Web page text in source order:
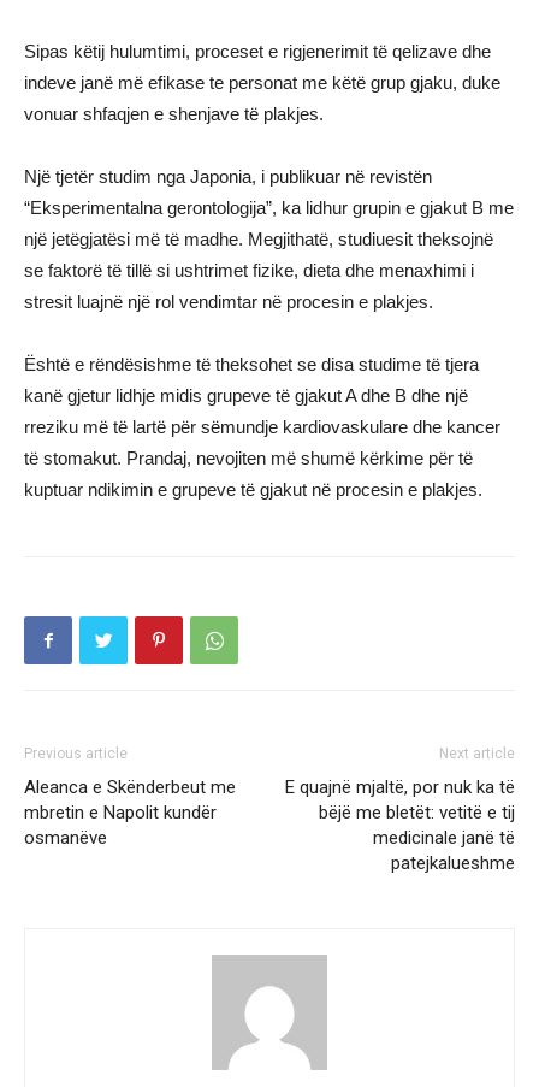
Sipas këtij hulumtimi, proceset e rigjenerimit të qelizave dhe
indeve janë më efikase te personat me këtë grup gjaku, duke
vonuar shfaqjen e shenjave të plakjes.
Një tjetër studim nga Japonia, i publikuar në revistën
“Eksperimentalna gerontologija”, ka lidhur grupin e gjakut B me
një jetëgjatësi më të madhe. Megjithatë, studiuesit theksojnë
se faktorë të tillë si ushtrimet fizike, dieta dhe menaxhimi i
stresit luajnë një rol vendimtar në procesin e plakjes.
Është e rëndësishme të theksohet se disa studime të tjera
kanë gjetur lidhje midis grupeve të gjakut A dhe B dhe një
rreziku më të lartë për sëmundje kardiovaskulare dhe kancer
të stomakut. Prandaj, nevojiten më shumë kërkime për të
kuptuar ndikimin e grupeve të gjakut në procesin e plakjes.
Previous article
Aleanca e Skënderbeut me
mbretin e Napolit kundër
osmanëve
Next article
E quajnë mjaltë, por nuk ka të
bëjë me bletët: vetitë e tij
medicinale janë të
patejkalueshme